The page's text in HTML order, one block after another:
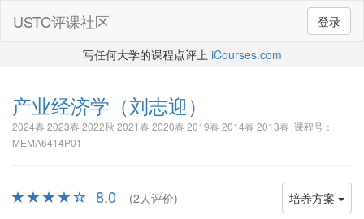
登录
USTC评课社区
写任何大学的课程点评上 iCourses.com
产业经济学 （刘志迎）
2024春 2023春 2022秋 2021春 2020春 2019春 2014春 2013春 课程号：
MEMA6414P01
培养方案
8.0
(2人评价)